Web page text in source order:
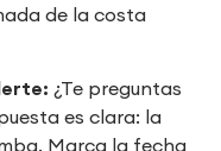
de la costa
¿Te preguntas
es clara: la
Marca la fecha